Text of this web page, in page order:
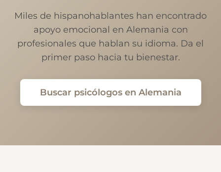
Miles de hispanohablantes han encontrado
apoyo emocional en Alemania con
profesionales que hablan su idioma. Da el
primer paso hacia tu bienestar.
Buscar psicólogos en Alemania